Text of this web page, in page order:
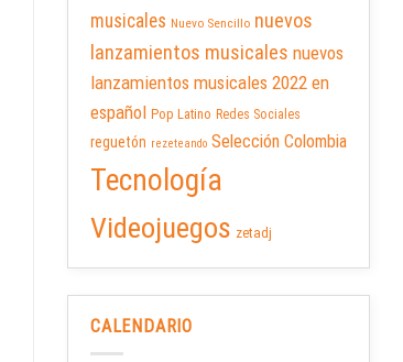
musicales Nuevo Sencillo nuevos
lanzamientos musicales nuevos
lanzamientos musicales 2022 en
español Pop Latino Redes Sociales
reguetón rezeteando Selección Colombia
Tecnología
Videojuegos zetadj
CALENDARIO